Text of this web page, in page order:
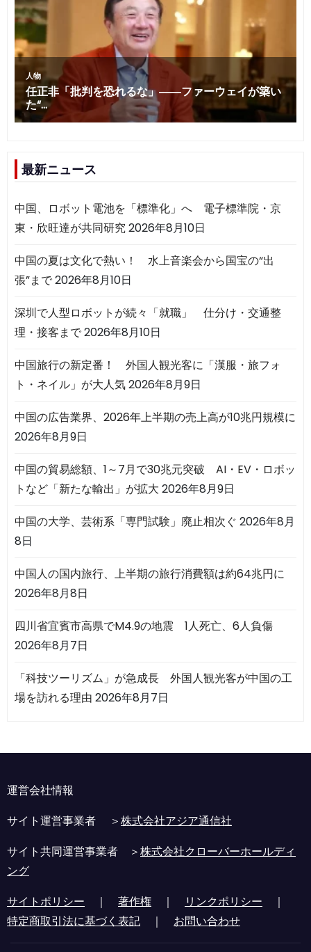
最新ニュース
中国、ロボット電池を「標準化」へ 電子標準院・京
東・欣旺達が共同研究2026年8月10日
中国の夏は文化で熱い！ 水上音楽会から国宝の“出
張”まで2026年8月10日
深圳で人型ロボットが続々「就職」 仕分け・交通整
理・接客まで2026年8月10日
中国旅行の新定番！ 外国人観光客に「漢服・旅フォ
ト・ネイル」が大人気2026年8月9日
中国の広告業界、2026年上半期の売上高が10兆円規模に
2026年8月9日
中国の貿易総額、1～7月で30兆元突破 AI・EV・ロボッ
トなど「新たな輸出」が拡大 2026年8月9日
中国の大学、芸術系「専門試験」廃止相次ぐ 2026年8月
8日
中国人の国内旅行、上半期の旅行消費額は約64兆円に
2026年8月8日
四川省宜賓市高県でM4.9の地震 1人死亡、6人負傷
2026年8月7日
「科技ツーリズム」が急成長 外国人観光客が中国の工
場を訪れる理由 2026年8月7日
運営会社情報
サイト運営事業者 ＞株式会社アジア通信社
サイト共同運営事業者 ＞株式会社クローバーホールディ
ング
サイトポリシー ｜ 著作権 ｜ リンクポリシー ｜
特定商取引法に基づく表記 ｜ お問い合わせ